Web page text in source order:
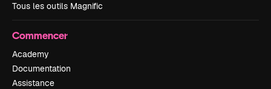
Tous les outils Magnific
Commencer
Academy
Documentation
Assistance